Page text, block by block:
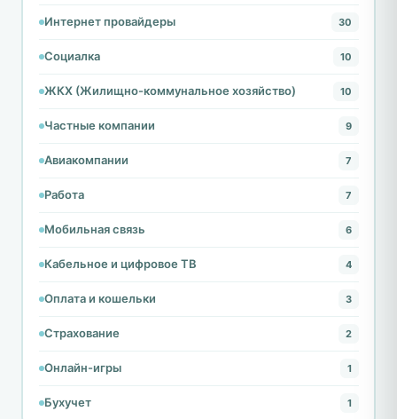
Интернет провайдеры 30
Социалка 10
ЖКХ (Жилищно-коммунальное хозяйство) 10
Частные компании 9
Авиакомпании 7
Работа 7
Мобильная связь 6
Кабельное и цифровое ТВ 4
Оплата и кошельки 3
Страхование 2
Онлайн-игры 1
Бухучет 1